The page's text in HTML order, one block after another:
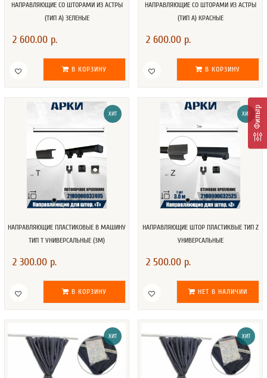
НАПРАВЛЯЮЩИЕ СО ШТОРАМИ ИЗ АСТРЫ
(ТИП А) ЗЕЛЕНЫЕ
2 600.00 р.
В КОРЗИНУ
НАПРАВЛЯЮЩИЕ СО ШТОРАМИ ИЗ АСТРЫ
(ТИП А) КРАСНЫЕ
2 600.00 р.
В КОРЗИНУ
ХИТ
НАПРАВЛЯЮЩИЕ ПЛАСТИКОВЫЕ В МАШИНУ
ТИП T УНИВЕРСАЛЬНЫЕ (3М)
2 300.00 р.
В КОРЗИНУ
ХИТ
НАПРАВЛЯЮЩИЕ ШТОР ПЛАСТИКВЫЕ ТИП Z
УНИВЕРСАЛЬНЫЕ
2 500.00 р.
НЕТ В НАЛИЧИИ
ХИТ ХИТ
Фильтр